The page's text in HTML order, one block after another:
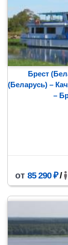
Брест
(Беларусь) –
–
от 85 290 ₽/